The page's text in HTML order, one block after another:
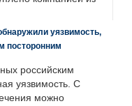
уязвимость,
посторонним
российским
уязвимость. С
можно